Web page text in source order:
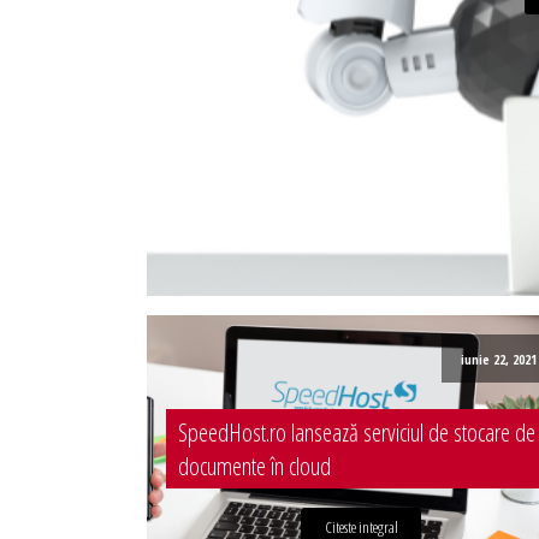
iunie 22, 2021
SpeedHost.ro lansează serviciul de stocare de
documente în cloud
Citeste integral